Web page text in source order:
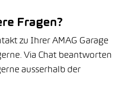
Fragen?
zu Ihrer AMAG Garage
Via Chat beantworten
ausserhalb der